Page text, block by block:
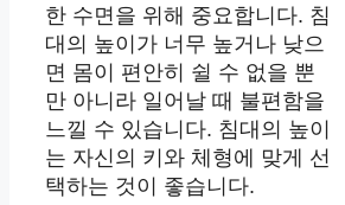
한 수면을 위해 중요합니다. 침
대의 높이가 너무 높거나 낮으
면 몸이 편안히 쉴 수 없을 뿐
만 아니라 일어날 때 불편함을
느낄 수 있습니다. 침대의 높이
는 자신의 키와 체형에 맞게 선
택하는 것이 좋습니다.